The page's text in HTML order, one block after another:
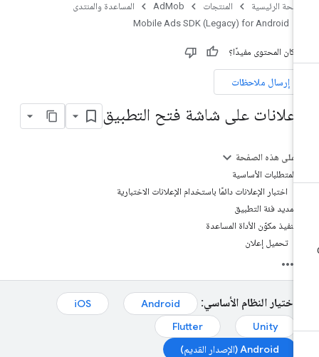
الرئيسية المنتجات AdMob
المساعدة والمنتدى
Mobile Ads SDK (Legacy) for Android
كان المحتوى مفيدًا؟
إرسال ملاحظات
على شاشة فتح التطبيق
على هذه الصفحة
المتطلبات الأساسية
اختبار الإعلانات دائمًا باستخدام الإعلانات الاختبارية
تمديد فئة التطبيق
تنفيذ مكوّن الأداة المساعدة
تحميل إعلان
اختيار النظام الأساسي: Android
iOS
Unity
Flutter
Android (الإصدار القديم)